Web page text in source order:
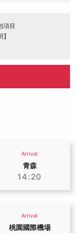
項目
Arrival
青森
14:20
Arrival
桃園國際機場